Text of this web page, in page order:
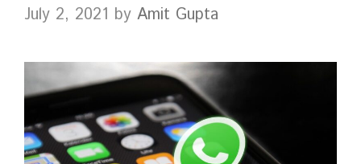
July 2, 2021 by Amit Gupta